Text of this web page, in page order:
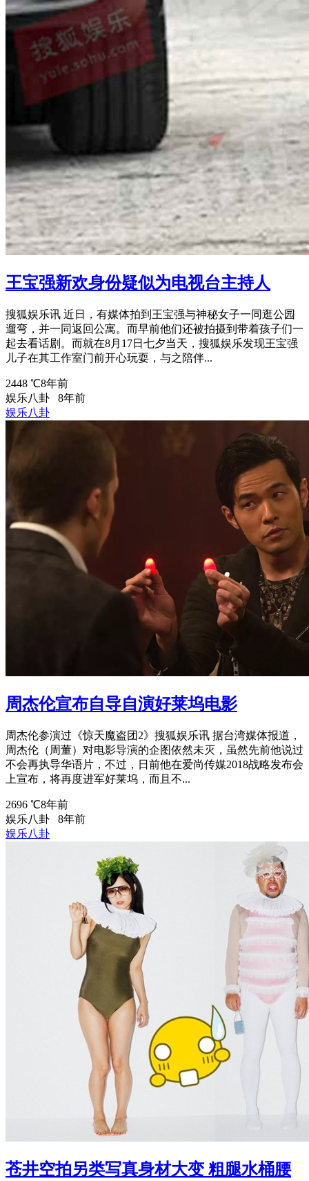
王宝强新欢身份疑似为电视台主持人
搜狐娱乐讯 近日，有媒体拍到王宝强与神秘女子一同逛公园
遛弯，并一同返回公寓。而早前他们还被拍摄到带着孩子们一
起去看话剧。而就在8月17日七夕当天，搜狐娱乐发现王宝强
儿子在其工作室门前开心玩耍，与之陪伴...
2448 ℃8年前
娱乐八卦
8年前
娱乐八卦
周杰伦宣布自导自演好莱坞电影
周杰伦参演过《惊天魔盗团2》搜狐娱乐讯 据台湾媒体报道，
周杰伦（周董）对电影导演的企图依然未灭，虽然先前他说过
不会再执导华语片，不过，日前他在爱尚传媒2018战略发布会
上宣布，将再度进军好莱坞，而且不...
2696 ℃8年前
娱乐八卦
8年前
娱乐八卦
苍井空拍另类写真身材大变 粗腿水桶腰